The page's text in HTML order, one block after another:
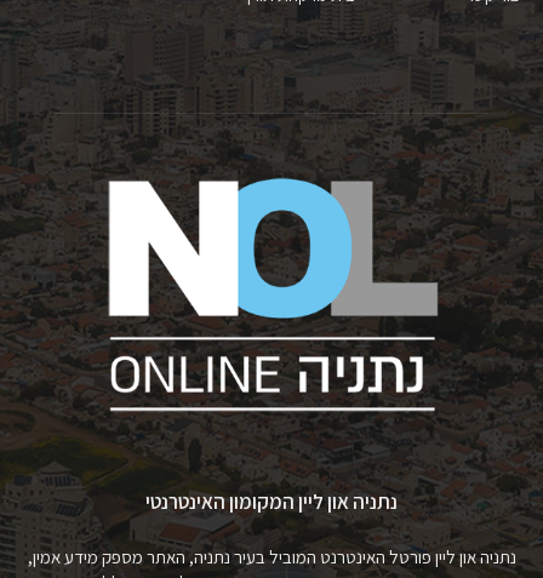
נתניה און ליין המקומון האינטרנטי
נתניה און ליין פורטל האינטרנט המוביל בעיר נתניה, האתר מספק מידע אמין,